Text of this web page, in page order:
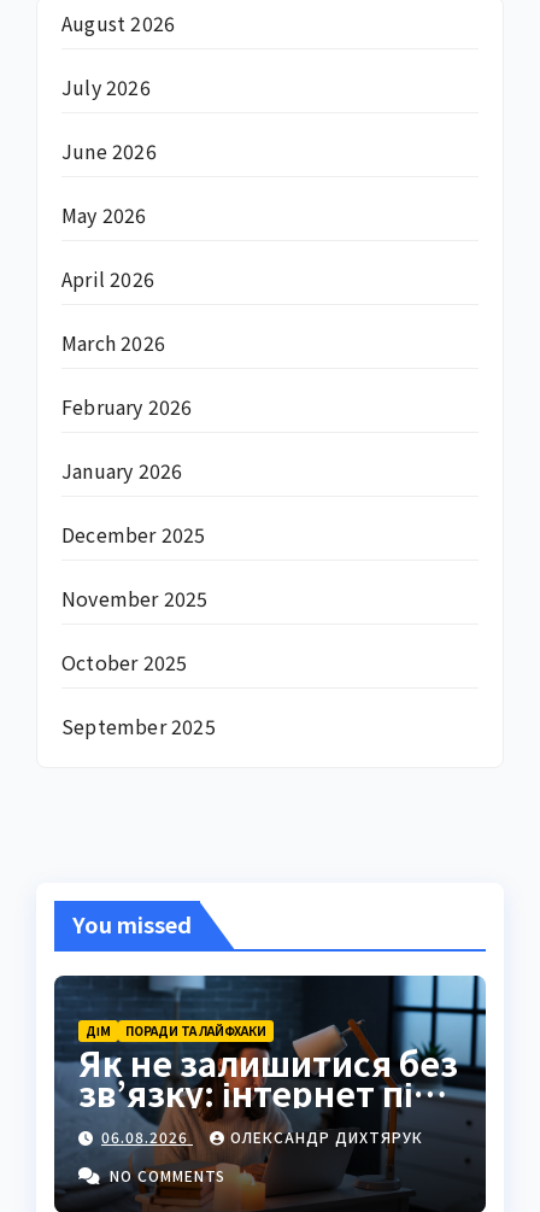
August 2026
July 2026
June 2026
May 2026
April 2026
March 2026
February 2026
January 2026
December 2025
November 2025
October 2025
September 2025
You missed
ДІМ ПОРАДИ ТА ЛАЙФХАКИ
Як не залишитися без
зв’язку: інтернет під
час відключень світла
06.08.2026
ОЛЕКСАНДР ДИХТЯРУК
NO COMMENTS